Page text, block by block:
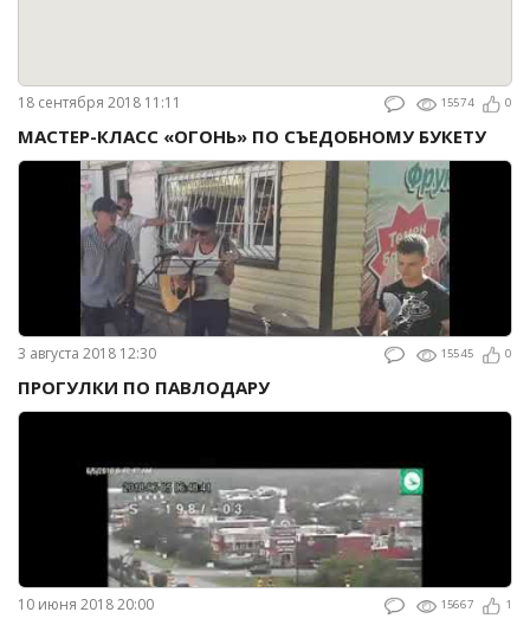
18 сентября 2018 11:11 15574 0
МАСТЕР-КЛАСС «ОГОНЬ» ПО СЪЕДОБНОМУ БУКЕТУ
3 августа 2018 12:30 15545 0
ПРОГУЛКИ ПО ПАВЛОДАРУ
10 июня 2018 20:00 15667 1